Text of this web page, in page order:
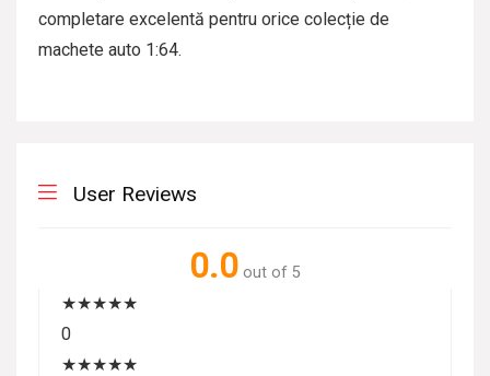
completare excelentă pentru orice colecție de
machete auto 1:64.
User Reviews
0.0 out of 5
★★★★★
0
★★★★★